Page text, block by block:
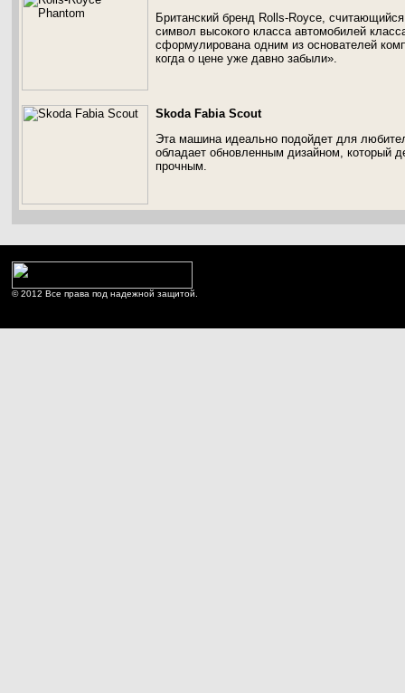
Британский бренд Rolls-Royce,
символ высокого класса автомобилей
сформулирована одним из основателей
когда о цене уже давно забыли».
Skoda Fabia Scout
Эта машина идеально подойдет для
обладает обновленным дизайном, который
прочным.
© 2012 Все права под надежной защитой.